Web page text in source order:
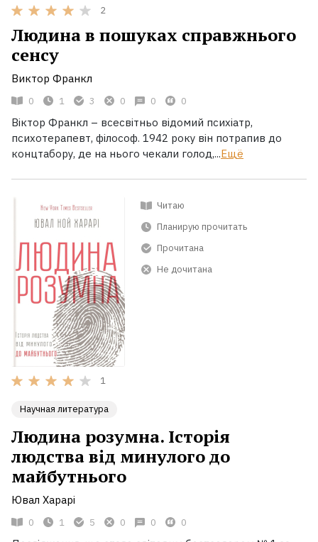
2
Людина в пошуках справжнього
сенсу
Виктор Франкл
0 1 3 0 0 0
Віктор Франкл – всесвітньо відомий психіатр,
психотерапевт, філософ. 1942 року він потрапив до
концтабору, де на нього чекали голод,...Ещё
Читаю
Планирую прочитать
Прочитана
Не дочитана
1
Научная литература
Людина розумна. Історія
людства від минулого до
майбутнього
Ювал Харарі
0 1 5 0 0 0